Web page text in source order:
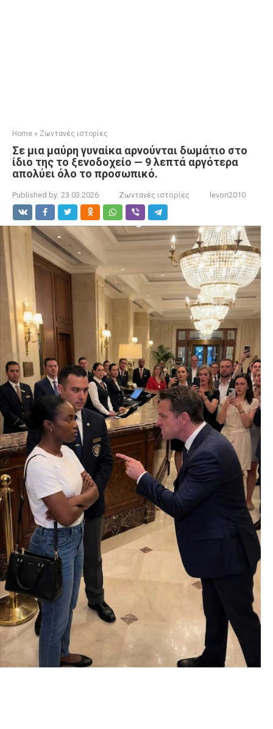
Home » Ζωντανές ιστορίες
Σε μια μαύρη γυναίκα αρνούνται δωμάτιο στο
ίδιο της το ξενοδοχείο — 9 λεπτά αργότερα
απολύει όλο το προσωπικό.
Published by: 23.03.2026 Ζωντανές ιστορίες levon2010